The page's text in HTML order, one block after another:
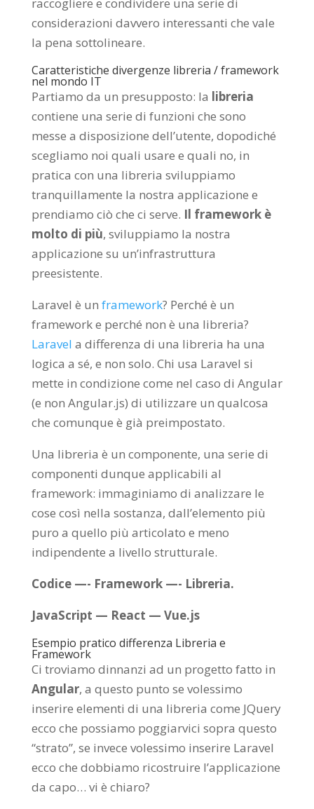
considerazioni davvero interessanti che vale
la pena sottolineare.
Caratteristiche divergenze libreria / framework
nel mondo IT
Partiamo da un presupposto: la libreria
contiene una serie di funzioni che sono
messe a disposizione dell’utente, dopodiché
scegliamo noi quali usare e quali no, in
pratica con una libreria sviluppiamo
tranquillamente la nostra applicazione e
prendiamo ciò che ci serve. Il framework è
molto di più, sviluppiamo la nostra
applicazione su un’infrastruttura
preesistente.
Laravel è un framework? Perché è un
framework e perché non è una libreria?
Laravel a differenza di una libreria ha una
logica a sé, e non solo. Chi usa Laravel si
mette in condizione come nel caso di Angular
(e non Angular.js) di utilizzare un qualcosa
che comunque è già preimpostato.
Una libreria è un componente, una serie di
componenti dunque applicabili al
framework: immaginiamo di analizzare le
cose così nella sostanza, dall’elemento più
puro a quello più articolato e meno
indipendente a livello strutturale.
Codice —- Framework —- Libreria.
JavaScript — React — Vue.js
Esempio pratico differenza Libreria e
Framework
Ci troviamo dinnanzi ad un progetto fatto in
Angular, a questo punto se volessimo
inserire elementi di una libreria come JQuery
ecco che possiamo poggiarvici sopra questo
“strato”, se invece volessimo inserire Laravel
ecco che dobbiamo ricostruire l’applicazione
da capo… vi è chiaro?